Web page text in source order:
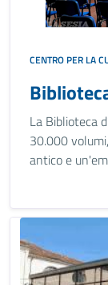
CENTRO PER LA
La Biblioteca
30.000
antico e